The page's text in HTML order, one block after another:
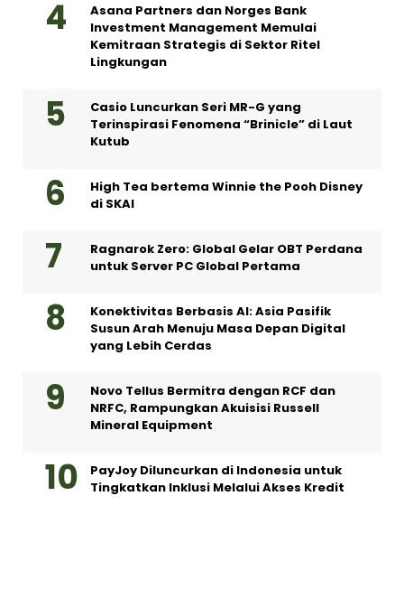
Asana Partners dan Norges Bank
Investment Management Memulai
Kemitraan Strategis di Sektor Ritel
Lingkungan
Casio Luncurkan Seri MR-G yang
Terinspirasi Fenomena “Brinicle” di Laut
Kutub
High Tea bertema Winnie the Pooh Disney
di SKAI
Ragnarok Zero: Global Gelar OBT Perdana
untuk Server PC Global Pertama
Konektivitas Berbasis AI: Asia Pasifik
Susun Arah Menuju Masa Depan Digital
yang Lebih Cerdas
Novo Tellus Bermitra dengan RCF dan
NRFC, Rampungkan Akuisisi Russell
Mineral Equipment
PayJoy Diluncurkan di Indonesia untuk
Tingkatkan Inklusi Melalui Akses Kredit